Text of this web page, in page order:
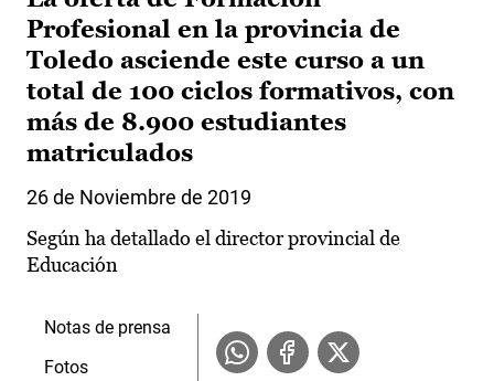
Profesional en la provincia de
Toledo asciende este curso a un
total de 100 ciclos formativos, con
más de 8.900 estudiantes
matriculados
26 de Noviembre de 2019
Según ha detallado el director provincial de
Educación
Notas de prensa
Fotos